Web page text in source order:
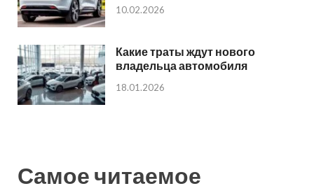
10.02.2026
Какие траты ждут нового
владельца автомобиля
18.01.2026
Самое читаемое